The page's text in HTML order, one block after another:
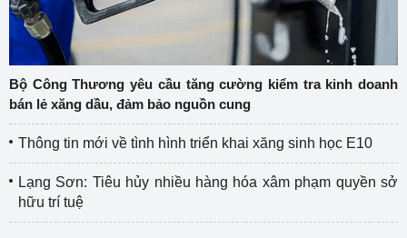
Bộ Công Thương yêu cầu tăng cường kiểm tra kinh doanh
bán lẻ xăng dầu, đảm bảo nguồn cung
Thông tin mới về tình hình triển khai xăng sinh học E10
Lạng Sơn: Tiêu hủy nhiều hàng hóa xâm phạm quyền sở
hữu trí tuệ